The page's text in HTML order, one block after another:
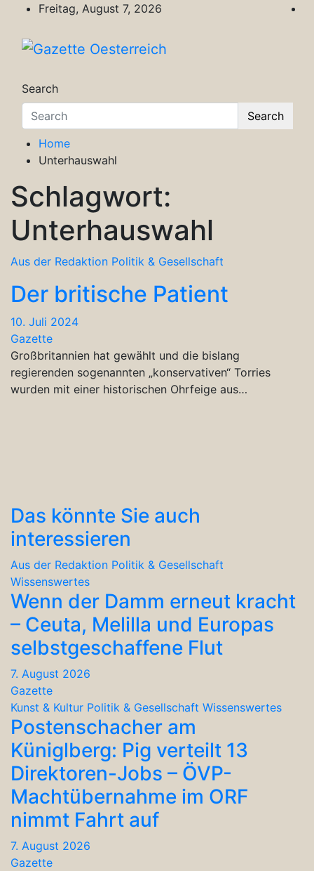
content
Freitag, August 7, 2026
Search
Search
Home
Unterhauswahl
Schlagwort:
Unterhauswahl
Aus der Redaktion Politik & Gesellschaft
Der britische Patient
10. Juli 2024
Gazette
Großbritannien hat gewählt und die bislang
regierenden sogenannten „konservativen“ Torries
wurden mit einer historischen Ohrfeige aus…
Das könnte Sie auch
interessieren
Aus der Redaktion Politik & Gesellschaft
Wissenswertes
Wenn der Damm erneut kracht
– Ceuta, Melilla und Europas
selbstgeschaffene Flut
7. August 2026
Gazette
Kunst & Kultur Politik & Gesellschaft Wissenswertes
Postenschacher am
Küniglberg: Pig verteilt 13
Direktoren-Jobs – ÖVP-
Machtübernahme im ORF
nimmt Fahrt auf
7. August 2026
Gazette